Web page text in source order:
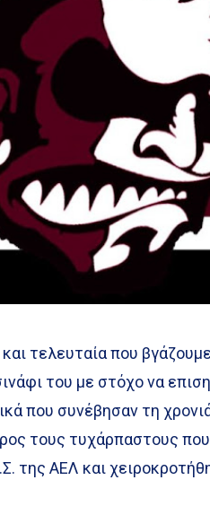
τελευταία που
του με στόχο να
που συνέβησαν τη
τους τυχάρπαστους
της ΑΕΛ και